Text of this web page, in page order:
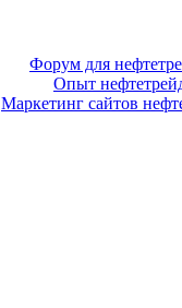
Форум для
Опыт
Маркетинг сайтов